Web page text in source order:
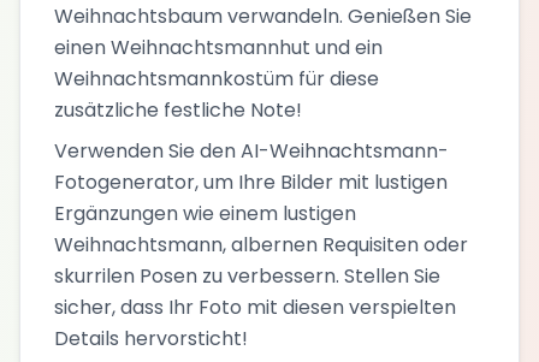
Weihnachtsbaum verwandeln. Genießen Sie
einen Weihnachtsmannhut und ein
Weihnachtsmannkostüm für diese
zusätzliche festliche Note!
Verwenden Sie den AI-Weihnachtsmann-
Fotogenerator, um Ihre Bilder mit lustigen
Ergänzungen wie einem lustigen
Weihnachtsmann, albernen Requisiten oder
skurrilen Posen zu verbessern. Stellen Sie
sicher, dass Ihr Foto mit diesen verspielten
Details hervorsticht!